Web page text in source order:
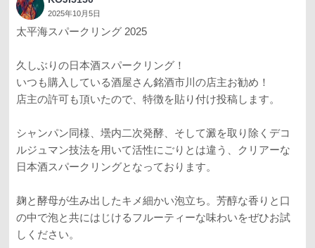
2025年10月5日
太平海スパークリング 2025
久しぶりの日本酒スパークリング！
いつも購入している酒屋さん銘酒市川の店主お勧め！
店主の許可も頂いたので、特徴を貼り付け投稿します。
シャンパン同様、壜内二次発酵、そして澱を取り除くデコ
ルジュマン技法を用いて活性にごりとは違う、クリアーな
日本酒スパークリングとなっております。
麹と酵母が生み出したキメ細かい泡立ち。芳醇な香りと口
の中で泡と共にはじけるフルーティーな味わいをぜひお試
しください。